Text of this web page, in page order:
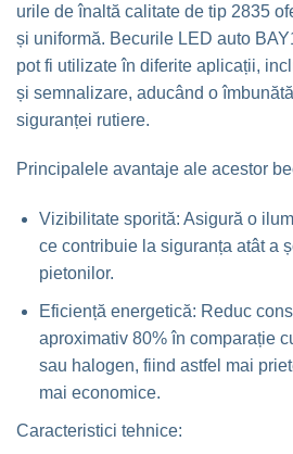
urile de înaltă calitate de tip 2835
și uniformă. Becurile LED auto
pot fi utilizate în diferite aplicații,
și semnalizare, aducând o
siguranței rutiere.
Principalele avantaje ale acestor
Vizibilitate sporită: Asigură o
ce contribuie la siguranța atât a
pietonilor.
Eficiență energetică: Reduc
aproximativ 80% în comparație
sau halogen, fiind astfel mai
mai economice.
Caracteristici tehnice: